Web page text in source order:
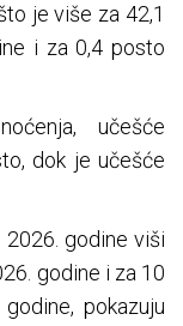
je više za 42,1
i za 0,4 posto
učešće
dok je učešće
2026. godine viši
godine i za 10
pokazuju